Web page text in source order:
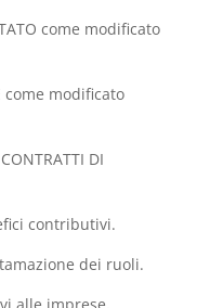
come modificato
modificato
DI
contributivi.
dei ruoli.